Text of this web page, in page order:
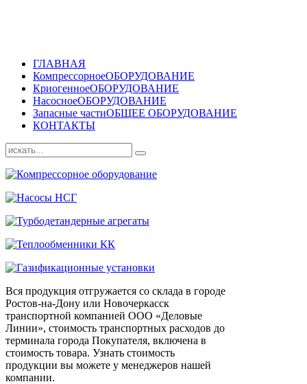
ГЛАВНАЯ
КомпрессорноеОБОРУДОВАНИЕ
КриогенноеОБОРУДОВАНИЕ
НасосноеОБОРУДОВАНИЕ
Запасные частиОБЩЕЕ ОБОРУДОВАНИЕ
КОНТАКТЫ
Вся продукция отгружается со склада в городе
Ростов-на-Дону или Новочеркасск
транспортной компанией ООО «Деловые
Линии», стоимость транспортных расходов до
терминала города Покупателя, включена в
стоимость товара. Узнать стоимость
продукции вы можете у менеджеров нашей
компании.